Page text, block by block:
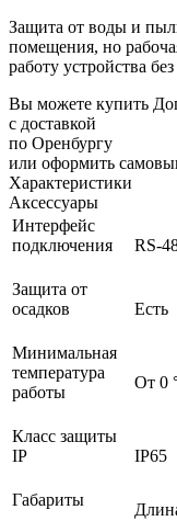
Защита от воды и
помещения, но
работу устройства
Вы можете купить
с доставкой
по Оренбургу
или оформить
Характеристики
Аксессуары
Интерфейс
подключения
RS-
Защита от
осадков
Есть
Минимальная
температура
работы
От 0
Класс защиты
IP
IP65
Габариты